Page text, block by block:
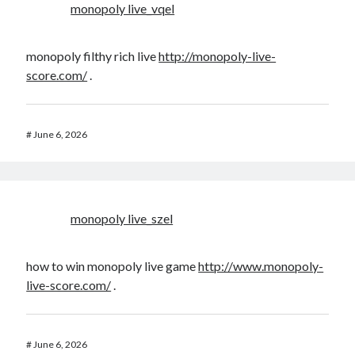
monopoly live_vqel
monopoly filthy rich livehttp://monopoly-live-
score.com/.
#June 6, 2026
monopoly live_szel
how to win monopoly live gamehttp://www.monopoly-
live-score.com/.
#June 6, 2026